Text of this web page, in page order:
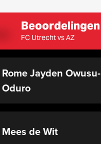
Beoordelingen
FC Utrecht vs AZ
Rome Jayden Owusu-
Oduro
Mees de Wit